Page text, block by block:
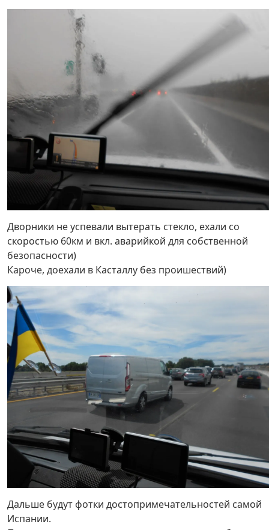
Дворники не успевали вытерать стекло, ехали со
скоростью 60км и вкл. аварийкой для собственной
безопасности)
Кароче, доехали в Касталлу без проишествий)
Дальше будут фотки достопримечательностей самой
Испании.